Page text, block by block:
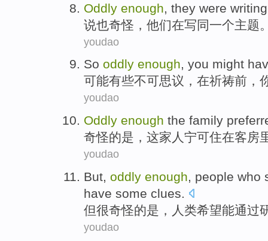
Oddly enough they were
说也奇怪， 他们在写同一个主题
youdao
So oddly enough, you might
可能有些不可思议，在祈祷前 ，
youdao
Oddly enough the family
奇怪的是， 这家 人 宁可住在客房
youdao
But, oddly enough, people who
have some clues.
但很奇怪的是， 人类希望能通过
youdao